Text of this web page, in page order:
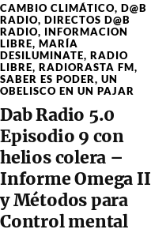
CAMBIO CLIMÁTICO, D@B
RADIO, DIRECTOS D@B
RADIO, INFORMACION
LIBRE, MARÍA
DESILUMINATE, RADIO
LIBRE, RADIORASTA FM,
SABER ES PODER, UN
OBELISCO EN UN PAJAR
Dab Radio 5.0
Episodio 9 con
helios colera –
Informe Omega II
y Métodos para
Control mental